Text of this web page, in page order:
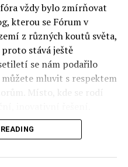
vždy bylo zmírňovat
kterou se Fórum v
z různých koutů světa,
proto stává ještě
se nám podařilo
mluvit s respektem
Místo, kde se rodí
horizont činnosti je
šanci skutečně řešit